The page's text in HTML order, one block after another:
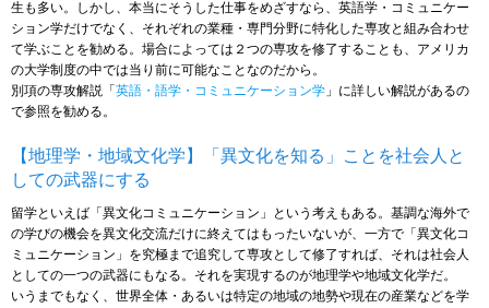
生も多い。しかし、本当にそうした仕事をめざすなら、英語学・コミュニケー
ション学だけでなく、それぞれの業種・専門分野に特化した専攻と組み合わせ
て学ぶことを勧める。場合によっては２つの専攻を修了することも、アメリカ
の大学制度の中では当り前に可能なことなのだから。
別項の専攻解説「 英語・語学・コミュニケーション学 」に詳しい解説があるの
で参照を勧める。
【地理学・地域文化学】「異文化を知る」ことを社会人と
しての武器にする
留学といえば「異文化コミュニケーション」という考えもある。基調な海外で
の学びの機会を異文化交流だけに終えてはもったいないが、一方で「異文化コ
ミュニケーション」を究極まで追究して専攻として修了すれば、それは社会人
としての一つの武器にもなる。それを実現するのが地理学や地域文化学だ。
いうまでもなく、世界全体・あるいは特定の地域の地勢や現在の産業などを学